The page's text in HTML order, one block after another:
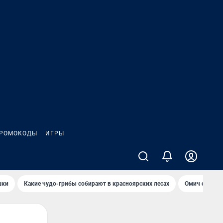
ИГРЫ
Какие чудо-грибы собирают в красноярских лесах Омич